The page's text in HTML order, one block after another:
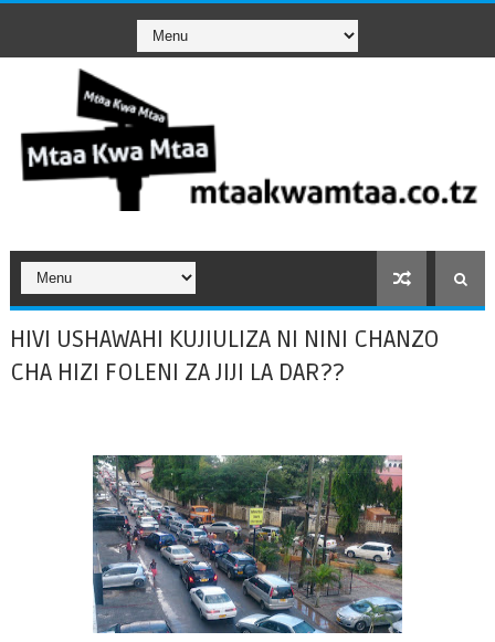
HIVI USHAWAHI KUJIULIZA NI NINI CHANZO
CHA HIZI FOLENI ZA JIJI LA DAR??